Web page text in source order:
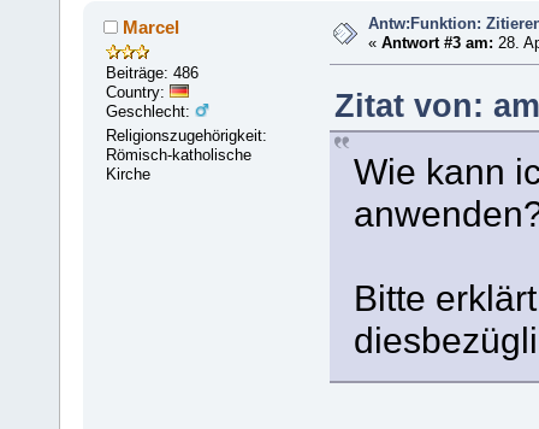
Marcel
Beiträge: 486
Country:
Geschlecht:
Religionszugehörigkeit:
Römisch-katholische
Kirche
Antw:Funktion:
«Antwort #3 am: 28.
Zitat von:
Wie kann
Bitte